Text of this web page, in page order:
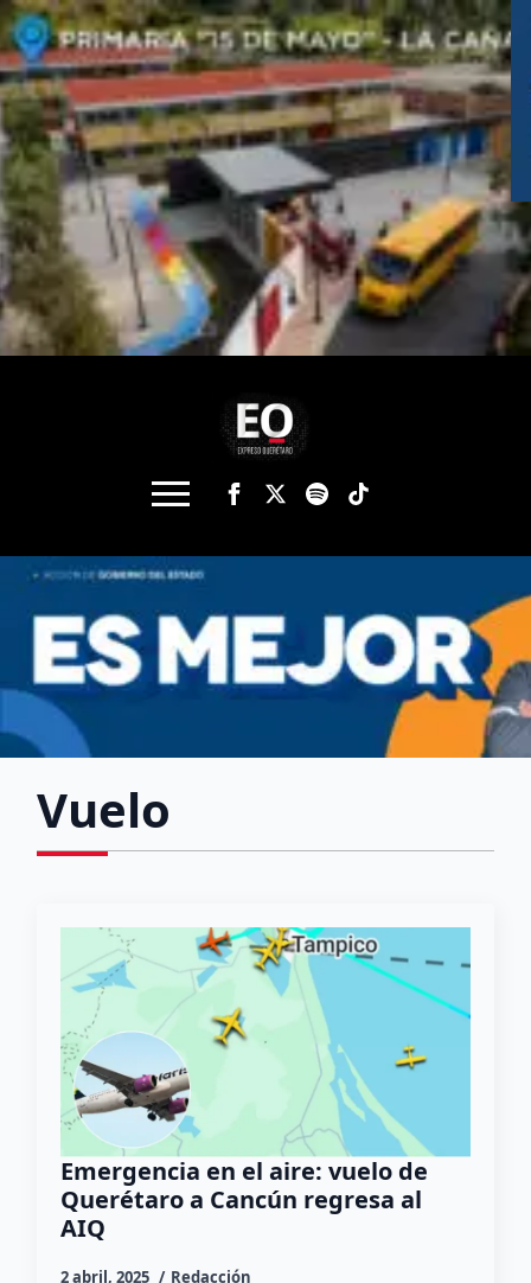
Vuelo
Emergencia en el aire: vuelo de
Querétaro a Cancún regresa al
AIQ
2 abril, 2025 Redacción